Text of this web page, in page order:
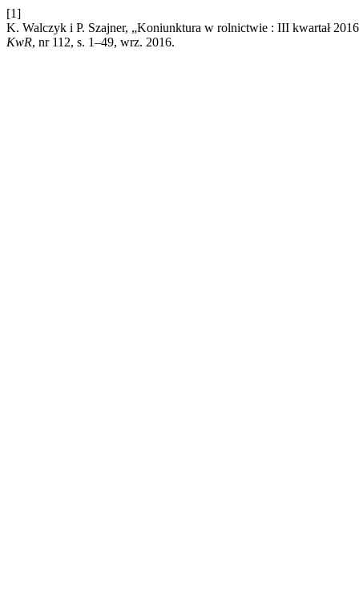
[1]
K. Walczyk i P. Szajner, „Koniunktura w rolnictwie : III kwartał
KwR, nr 112, s. 1–49, wrz. 2016.